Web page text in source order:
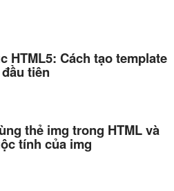
HTML5: Cách tạo template
tiên
thẻ img trong HTML và
tính của img